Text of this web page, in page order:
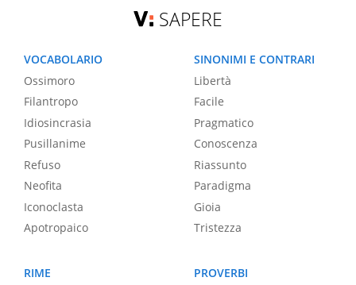
SAPERE
VOCABOLARIO
Ossimoro
Filantropo
Idiosincrasia
Pusillanime
Refuso
Neofita
Iconoclasta
Apotropaico
SINONIMI E CONTRARI
Libertà
Facile
Pragmatico
Conoscenza
Riassunto
Paradigma
Gioia
Tristezza
RIME
PROVERBI